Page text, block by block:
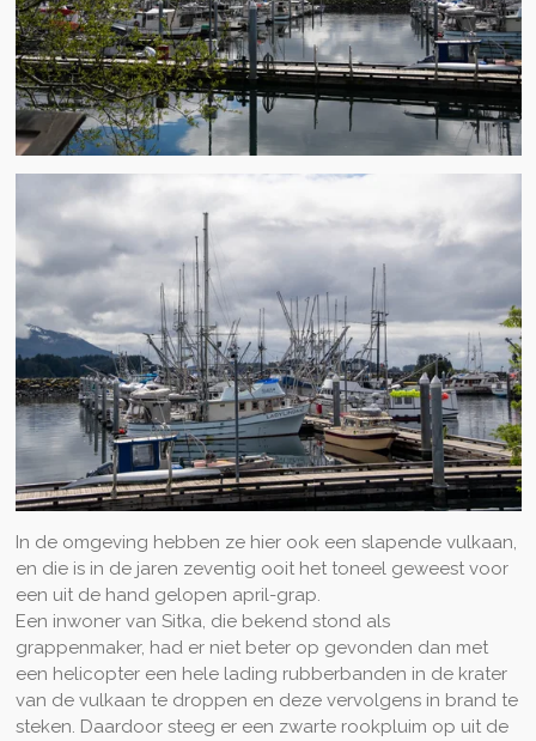
In de omgeving hebben ze hier ook een slapende vulkaan,
en die is in de jaren zeventig ooit het toneel geweest voor
een uit de hand gelopen april-grap.
Een inwoner van Sitka, die bekend stond als
grappenmaker, had er niet beter op gevonden dan met
een helicopter een hele lading rubberbanden in de krater
van de vulkaan te droppen en deze vervolgens in brand te
steken. Daardoor steeg er een zwarte rookpluim op uit de